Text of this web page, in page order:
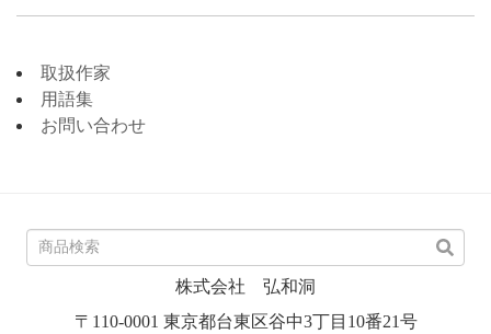
取扱作家
用語集
お問い合わせ
株式会社 弘和洞
〒110-0001 東京都台東区谷中3丁目10番21号